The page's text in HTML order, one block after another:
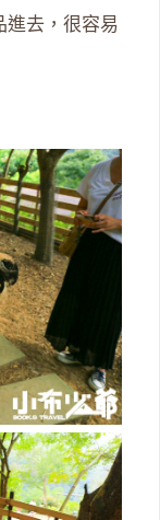
進去，很容易